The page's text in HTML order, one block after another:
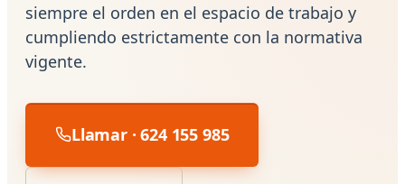
siempre el orden en el espacio de trabajo y
cumpliendo estrictamente con la normativa
vigente.
Llamar · 624 155 985